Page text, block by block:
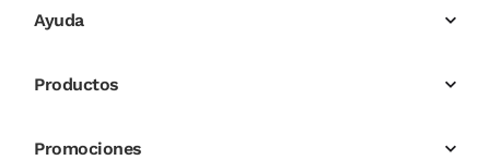
Ayuda
Productos
Promociones